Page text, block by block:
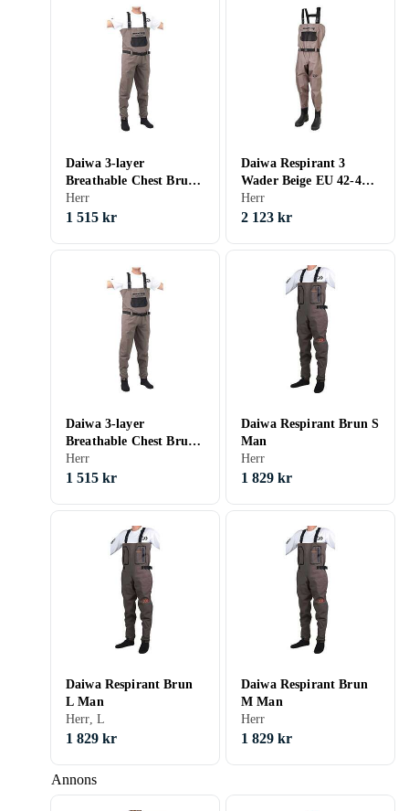
Annons
Daiwa 3-layer
Breathable Chest Brun
EU 44-45 Man
Herr
1 515 kr
Daiwa Respirant 3
Wader Beige EU 42-43
Man
Herr
2 123 kr
Daiwa 3-layer
Breathable Chest Brun
EU 46-47 Man
Herr
1 515 kr
Daiwa Respirant Brun S
Man
Herr
1 829 kr
Daiwa Respirant Brun
L Man
Herr, L
1 829 kr
Daiwa Respirant Brun
M Man
Herr
1 829 kr